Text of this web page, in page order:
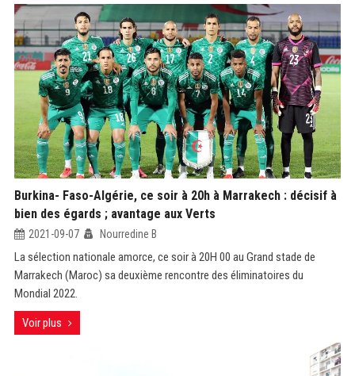
Burkina- Faso-Algérie, ce soir à 20h à Marrakech : décisif à
bien des égards ; avantage aux Verts
2021-09-07 Nourredine B
La sélection nationale amorce, ce soir à 20H 00 au Grand stade de
Marrakech (Maroc) sa deuxième rencontre des éliminatoires du
Mondial 2022.
Voir plus